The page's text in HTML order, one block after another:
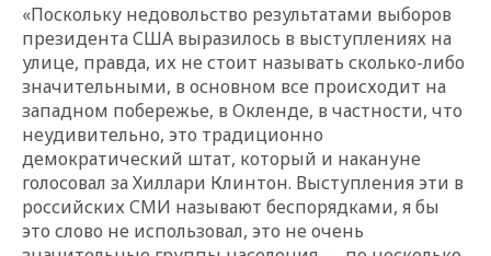
«Поскольку недовольство результатами выборов
президента США выразилось в выступлениях на
улице, правда, их не стоит называть сколько-либо
значительными, в основном все происходит на
западном побережье, в Окленде, в частности, что
неудивительно, это традиционно
демократический штат, который и накануне
голосовал за Хиллари Клинтон. Выступления эти в
российских СМИ называют беспорядками, я бы
это слово не использовал, это не очень